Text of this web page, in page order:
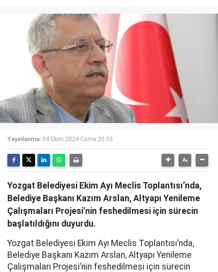
Yayınlanma: 04 Ekim 2024 Cuma 20:03
Yozgat Belediyesi Ekim Ayı Meclis Toplantısı’nda,
Belediye Başkanı Kazım Arslan, Altyapı Yenileme
Çalışmaları Projesi’nin feshedilmesi için sürecin
başlatıldığını duyurdu.
Yozgat Belediyesi Ekim Ayı Meclis Toplantısı’nda,
Belediye Başkanı Kazım Arslan, Altyapı Yenileme
Çalışmaları Projesi’nin feshedilmesi için sürecin